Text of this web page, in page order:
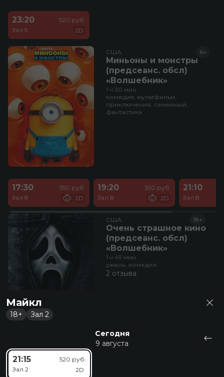
23:20
Зал 5
520 руб.
2D
США
Миньоны и монстры
(предсеанс. обсл)
«Волшебник»
6+
1 ч 30 мин
комедия, мультфильм,
приключения, семейный,
фантастика
17:30
Зал 8
550 руб.
2D
19:20
Зал 8
550 руб.
2D
21:10
Зал 8
США
Очень страшное кино
(предсеанс. обсл)
«Волшебник»
18+
1 ч 49 мин
ужасы, комедия
2 отзыва
23:00
Майкл
18+ Зал 2
Сегодня
9 августа
21:15
Зал 2
520 руб.
2D